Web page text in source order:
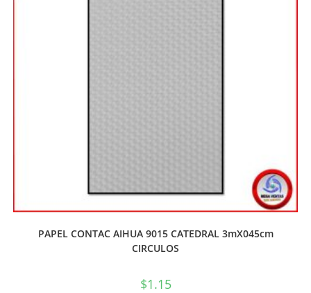
PAPEL CONTAC AIHUA 9015 CATEDRAL 3mX045cm
CIRCULOS
$1.15